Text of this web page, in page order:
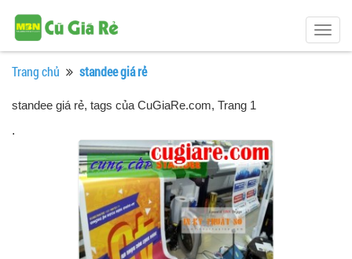
Trang chủ standee giá rẻ
standee giá rẻ, tags của CuGiaRe.com, Trang 1
.